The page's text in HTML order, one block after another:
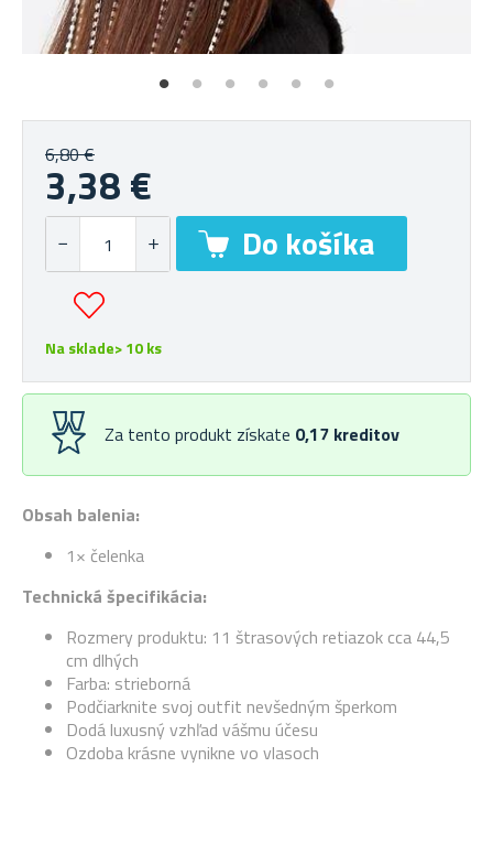
Obsah balenia:
1× čelenka
Technická špecifikácia:
Rozmery produktu: 11 štrasových retiazok cca 44,5
cm dlhých
Farba: strieborná
Podčiarknite svoj outfit nevšedným šperkom
Dodá luxusný vzhľad vášmu účesu
Ozdoba krásne vynikne vo vlasoch
6,80 €
3,38 €
Na sklade> 10 ks
Za tento produkt získate 0,17 kreditov